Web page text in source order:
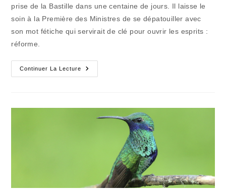
prise de la Bastille dans une centaine de jours. Il laisse le
soin à la Première des Ministres de se dépatouiller avec
son mot fétiche qui servirait de clé pour ouvrir les esprits :
réforme.
Continuer La Lecture
L’annonce
De